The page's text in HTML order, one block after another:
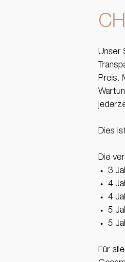
Unser
Preis.
Dies
Die
3
4
4
5
5
Für